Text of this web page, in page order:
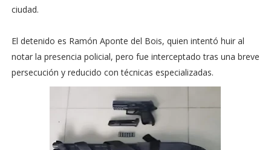
ciudad.
El detenido es Ramón Aponte del Bois, quien intentó huir al
notar la presencia policial, pero fue interceptado tras una breve
persecución y reducido con técnicas especializadas.